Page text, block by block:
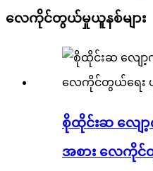
လေကိုင်တွယ်မှုယူနစ်များ
စိုထိုင်းဆ လျေ
အစား လေကိုင်